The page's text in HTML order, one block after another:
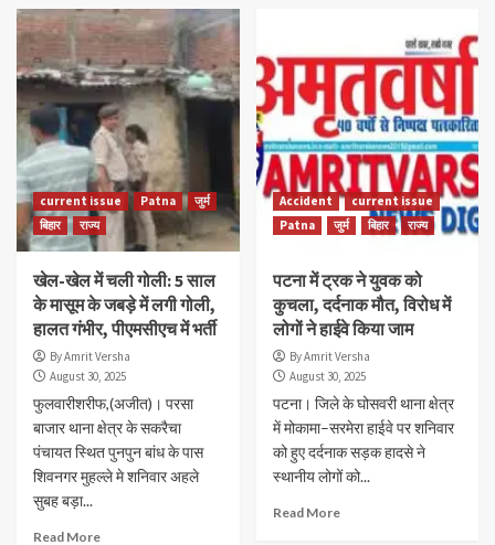
current issue Patna
जुर्म
बिहार
राज्य
खेल-खेल में चली गोली: 5 साल
के मासूम के जबड़े में लगी गोली,
हालत गंभीर, पीएमसीएच में भर्ती
By Amrit Versha
August 30, 2025
फुलवारीशरीफ,(अजीत)। परसा
बाजार थाना क्षेत्र के सकरैचा
पंचायत स्थित पुनपुन बांध के पास
शिवनगर मुहल्ले मे शनिवार अहले
सुबह बड़ा...
Read More
Accident
current issue
Patna
जुर्म बिहार राज्य
पटना में ट्रक ने युवक को
कुचला, दर्दनाक मौत, विरोध में
लोगों ने हाईवे किया जाम
By Amrit Versha
August 30, 2025
पटना। जिले के घोसवरी थाना क्षेत्र
में मोकामा–सरमेरा हाईवे पर शनिवार
को हुए दर्दनाक सड़क हादसे ने
स्थानीय लोगों को...
Read More